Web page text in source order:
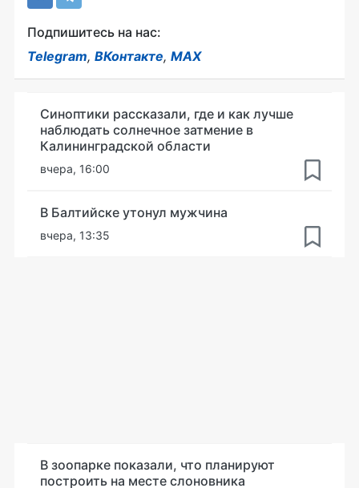
Подпишитесь на нас:
Telegram, ВКонтакте, MAX
Синоптики рассказали, где и как лучше
наблюдать солнечное затмение в
Калининградской области
вчера, 16:00
В Балтийске утонул мужчина
вчера, 13:35
В зоопарке показали, что планируют
построить на месте слоновника